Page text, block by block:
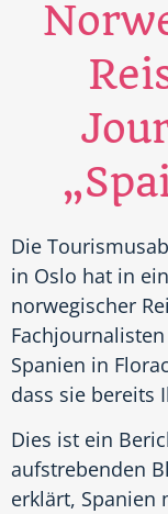
Die
in Oslo hat in
norwegischer
Spanien in
dass sie bereits
Dies ist ein
aufstrebenden
erklärt, Spanien